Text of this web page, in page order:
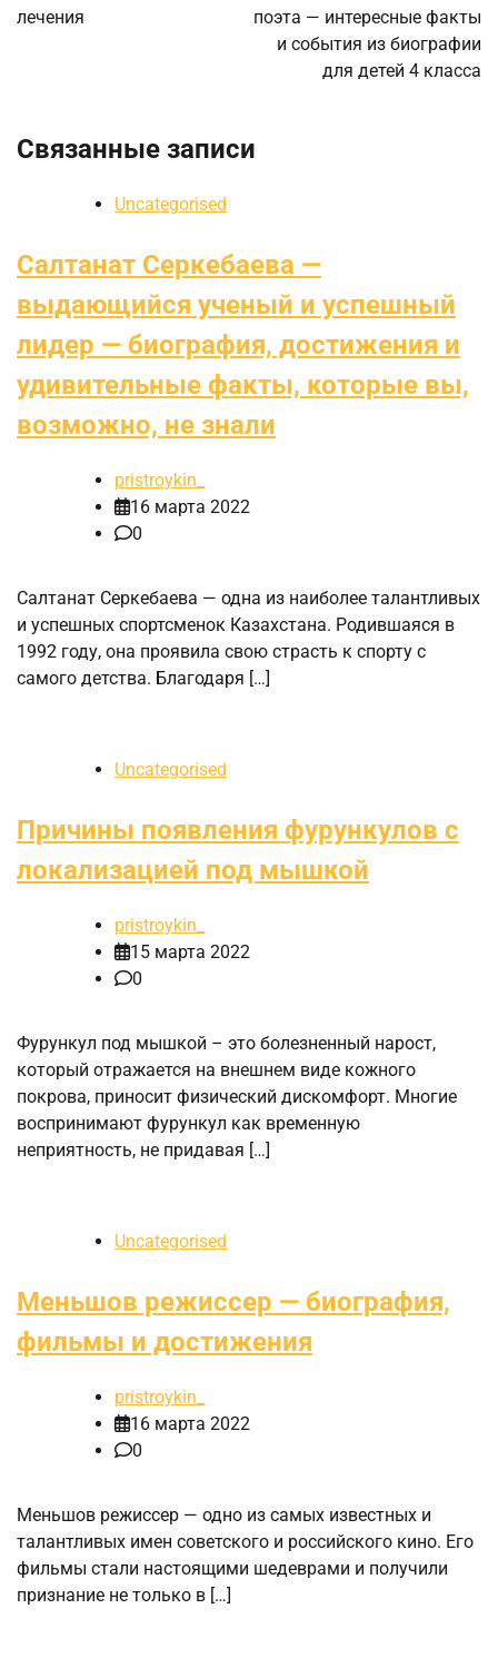
лечения
поэта — интересные факты
и события из биографии
для детей 4 класса
Связанные записи
Uncategorised
Салтанат Серкебаева —
выдающийся ученый и успешный
лидер — биография, достижения и
удивительные факты, которые вы,
возможно, не знали
pristroykin_
16 марта 2022
0
Салтанат Серкебаева — одна из наиболее талантливых
и успешных спортсменок Казахстана. Родившаяся в
1992 году, она проявила свою страсть к спорту с
самого детства. Благодаря […]
Uncategorised
Причины появления фурункулов с
локализацией под мышкой
pristroykin_
15 марта 2022
0
Фурункул под мышкой – это болезненный нарост,
который отражается на внешнем виде кожного
покрова, приносит физический дискомфорт. Многие
воспринимают фурункул как временную
неприятность, не придавая […]
Uncategorised
Меньшов режиссер — биография,
фильмы и достижения
pristroykin_
16 марта 2022
0
Меньшов режиссер — одно из самых известных и
талантливых имен советского и российского кино. Его
фильмы стали настоящими шедеврами и получили
признание не только в […]